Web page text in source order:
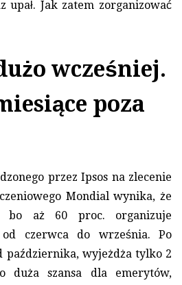
upał. Jak zatem zorganizować
wcześniej.
poza
przez Ipsos na zlecenie
Mondial wynika, że
bo aż 60 proc. organizuje
czerwca do września. Po
października, wyjeżdża tylko 2
duża szansa dla emerytów,